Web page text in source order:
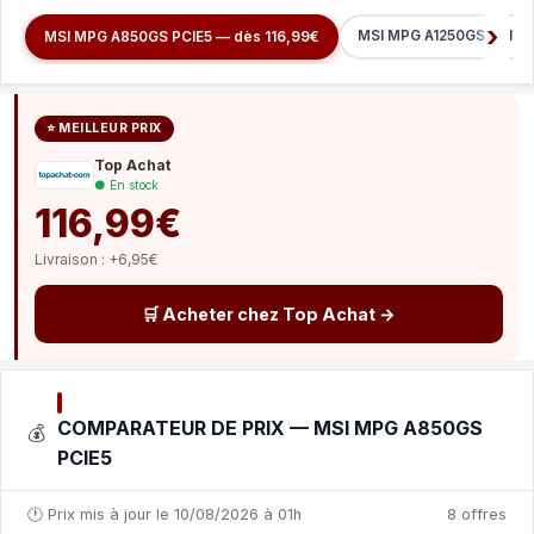
MSI MPG A850GS PCIE5 — dès 116,99€ MSI MPG A1250GS
⭐ MEILLEUR PRIX
Top Achat
● En stock
116,99€
Livraison : +6,95€
🛒 Acheter chez Top Achat →
💰 COMPARATEUR DE PRIX — MSI MPG A850GS
PCIE5
🕐 Prix mis à jour le 10/08/2026 à 01h 8 offres